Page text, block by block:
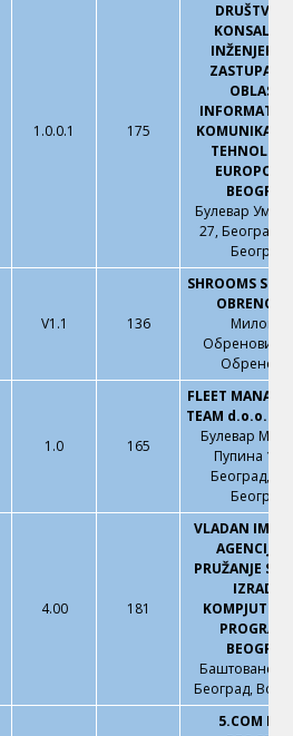
1.0.0.1 175
DRUŠTVO
OBLASTI
EUROPOS
BEOGRAD
Булевар
27, Београд,
Београд
V1.1 136
SHROOMS
Милоша
Обреновића
1.0 165
FLEET
TEAM d.o.o.
Булевар
Пупина
Београд,
Београд
4.00 181
VLADAN
AGENCIJA
PRUŽANJE
IZRADU
BEOGRAD
Баштованска
Београд,
5.COM